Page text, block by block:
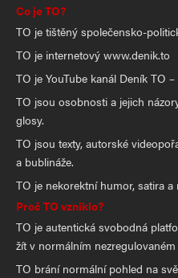
Co je TO?
TO je tištěný společensko-
TO je internetový www.denik.to
TO je YouTube kanál Deník TO –
TO jsou osobnosti a jejich
glosy.
TO jsou texty, autorské
a bublináže.
TO je nekorektní humor, satira a
Proč TO vzniklo?
TO je autentická svobodná
žít v normálním nezregulovaném
TO brání normální pohled na